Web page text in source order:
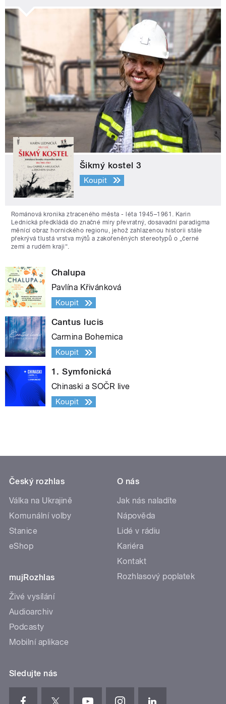
Šikmý kostel 3
Koupit
Románová kronika ztraceného města - léta 1945–1961. Karin
Lednická předkládá do značné míry převratný, dosavadní paradigma
měnící obraz hornického regionu, jehož zahlazenou historii stále
překrývá tlustá vrstva mýtů a zakořeněných stereotypů o „černé
zemi a rudém kraji“.
Chalupa
Pavlína Křivánková
Koupit
Cantus lucis
Carmina Bohemica
Koupit
1. Symfonická
Chinaski a SOČR live
Koupit
Český rozhlas
Válka na Ukrajině
Komunální volby
Stanice
eShop
mujRozhlas
Živé vysílání
Audioarchiv
Podcasty
Mobilní aplikace
O nás
Jak nás naladíte
Nápověda
Lidé v rádiu
Kariéra
Kontakt
Rozhlasový poplatek
Sledujte nás